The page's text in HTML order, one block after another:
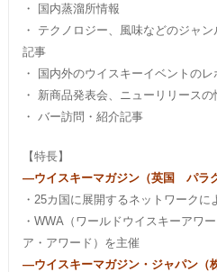
・ 国内蒸溜所情報
・ テクノロジー、風味などのジャ
記事
・ 国内外のウイスキーイベントのレ
・ 新商品発表会、ニューリリースの
・ バー訪問・紹介記事
【特長】
―ウイスキーマガジン（英国 パラ
・25カ国に展開するネットワークに
・WWA（ワールドウイスキーアワ
ア・アワード）を主催
―ウイスキーマガジン・ジャパン（